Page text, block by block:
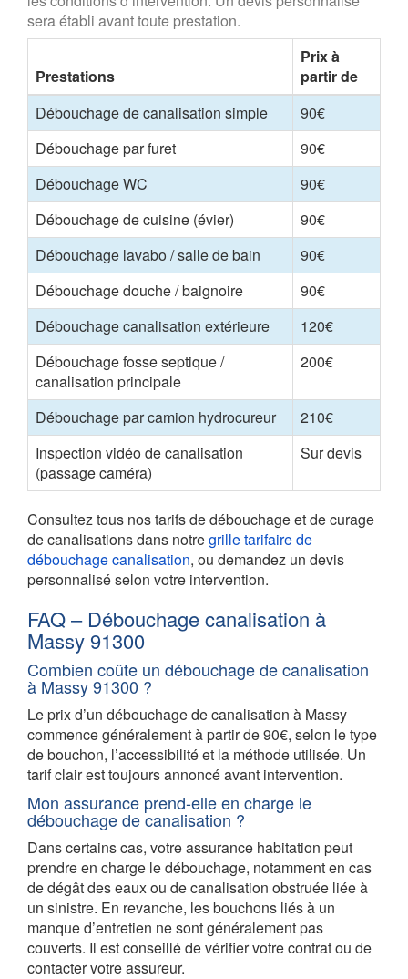
sera établi avant toute prestation.
Prestations
Prix à
partir de
Débouchage de canalisation simple
90€
Débouchage par furet
90€
Débouchage WC
90€
Débouchage de cuisine (évier)
90€
Débouchage lavabo / salle de bain
90€
Débouchage douche / baignoire
90€
Débouchage canalisation extérieure
120€
Débouchage fosse septique /
canalisation principale
200€
Débouchage par camion hydrocureur
210€
Inspection vidéo de canalisation
(passage caméra)
Sur devis
Consultez tous nos tarifs de débouchage et de curage
de canalisations dans notregrille tarifaire de
débouchage canalisation, ou demandez un devis
personnalisé selon votre intervention.
FAQ – Débouchage canalisation à
Massy 91300
Combien coûte un débouchage de canalisation
à Massy 91300 ?
Le prix d’un débouchage de canalisation à Massy
commence généralement à partir de 90€, selon le type
de bouchon, l’accessibilité et la méthode utilisée. Un
tarif clair est toujours annoncé avant intervention.
Mon assurance prend-elle en charge le
débouchage de canalisation ?
Dans certains cas, votre assurance habitation peut
prendre en charge le débouchage, notamment en cas
de dégât des eaux ou de canalisation obstruée liée à
un sinistre. En revanche, les bouchons liés à un
manque d’entretien ne sont généralement pas
couverts. Il est conseillé de vérifier votre contrat ou de
contacter votre assureur.